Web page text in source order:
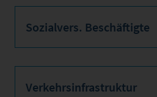
Sozialvers. Beschäftigte
Verkehrsinfrastruktur